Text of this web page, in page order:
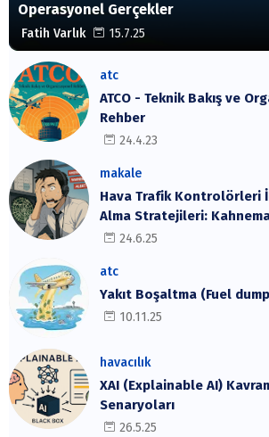
Operasyonel Gerçekler
Fatih Varlık 15.7.25
atc
ATCO - Teknik Bakış ve
Rehber
24.4.23
makale
Hava Trafik Kontrolörleri
Alma Stratejileri:
Cynefin Çerçevesi ve SRK
24.6.25
atc
Yakıt Boşaltma (Fuel
10.11.25
havacılık
XAI (Explainable AI)
Senaryoları
26.5.25